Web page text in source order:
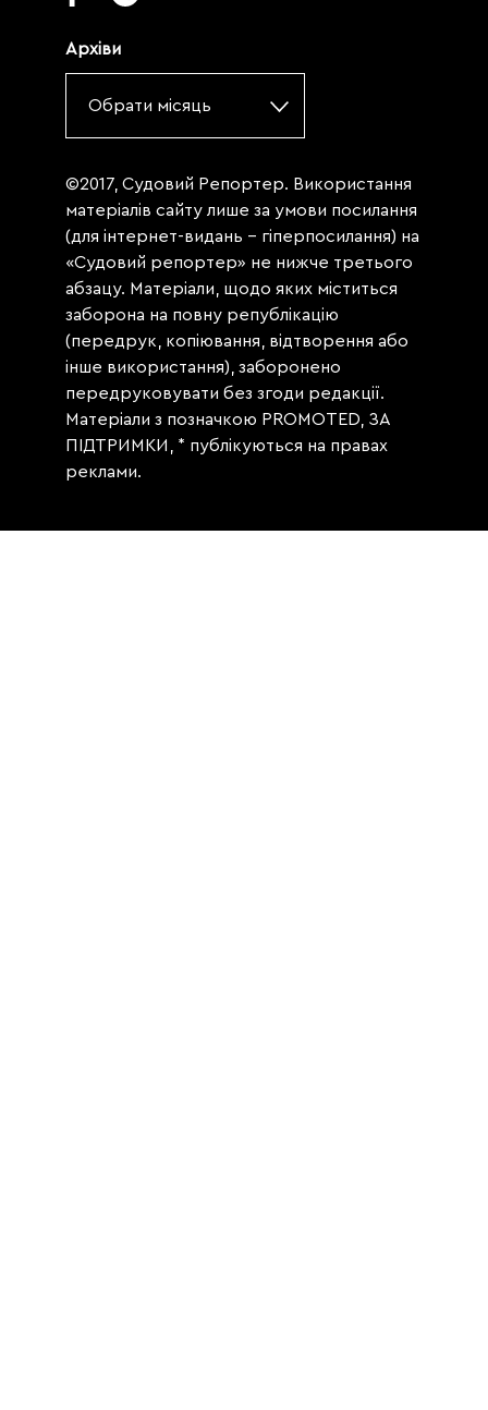
Архіви
Обрати місяць
©2017, Судовий Репортер. Використання
матеріалів сайту лише за умови посилання
(для інтернет-видань - гіперпосилання) на
«Судовий репортер» не нижче третього
абзацу. Матеріали, щодо яких міститься
заборона на повну републікацію
(передрук, копіювання, відтворення або
інше використання), заборонено
передруковувати без згоди редакції.
Матеріали з позначкою PROMOTED, ЗА
ПІДТРИМКИ, * публікуються на правах
реклами.